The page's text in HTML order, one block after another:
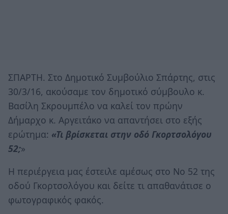
ΣΠΑΡΤΗ. Στο Δημοτικό Συμβούλιο Σπάρτης, στις
30/3/16, ακούσαμε τον δημοτικό σύμβουλο κ.
Βασίλη Σκρουμπέλο να καλεί τον πρώην
Δήμαρχο κ. Αργειτάκο να απαντήσει στο εξής
ερώτημα: «Τι βρίσκεται στην οδό Γκορτσολόγου
52;»
Η περιέργεια μας έστειλε αμέσως στο Νο 52 της
οδού Γκορτσολόγου και δείτε τι απαθανάτισε ο
φωτογραφικός φακός.